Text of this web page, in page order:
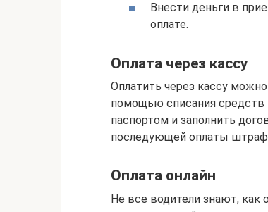
Внести деньги в
оплате.
Оплата через кассу
Оплатить через кассу
помощью списания средств
паспортом и заполнить
последующей оплаты
Оплата онлайн
Не все водители знают,